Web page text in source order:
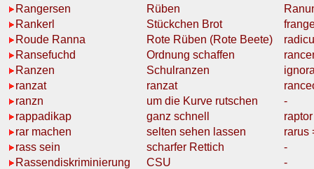
Rangersen
Rüben
Rankerl
Stückchen Brot
Roude Ranna
Rote Rüben (Rote Beete)
Ransefuchd
Ordnung schaffen
Ranzen
Schulranzen
ranzat
ranzat
ranzn
um die Kurve rutschen
-
rappadikap
ganz schnell
raptor
rar machen
selten sehen lassen
rarus
rass sein
scharfer Rettich
-
Rassendiskriminierung
CSU
-